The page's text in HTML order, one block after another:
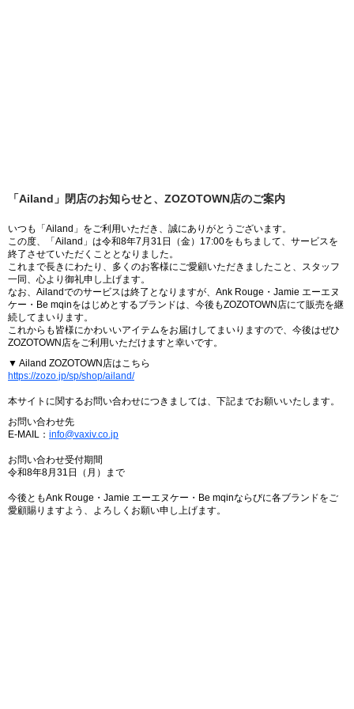
「Ailand」閉店のお知らせと、ZOZOTOWN店のご案内
いつも「Ailand」をご利用いただき、誠にありがとうございます。
この度、「Ailand」は令和8年7月31日（金）17:00をもちまして、サービスを
終了させていただくこととなりました。
これまで長きにわたり、多くのお客様にご愛顧いただきましたこと、スタッフ
一同、心より御礼申し上げます。
なお、Ailandでのサービスは終了となりますが、Ank Rouge・Jamie エーエヌ
ケー・Be mqinをはじめとするブランドは、今後もZOZOTOWN店にて販売を継
続してまいります。
これからも皆様にかわいいアイテムをお届けしてまいりますので、今後はぜひ
ZOZOTOWN店をご利用いただけますと幸いです。
▼ Ailand ZOZOTOWN店はこちら
https://zozo.jp/sp/shop/ailand/
本サイトに関するお問い合わせにつきましては、下記までお願いいたします。
お問い合わせ先
E-MAIL： info@vaxiv.co.jp
お問い合わせ受付期間
令和8年8月31日（月）まで
今後ともAnk Rouge・Jamie エーエヌケー・Be mqinならびに各ブランドをご
愛顧賜りますよう、よろしくお願い申し上げます。